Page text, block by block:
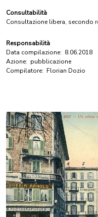
Consultabilità
Consultazione libera, secondo
Responsabilità
Data compilazione: 8.06.2018
Azione: pubblicazione
Compilatore: Florian Dozio